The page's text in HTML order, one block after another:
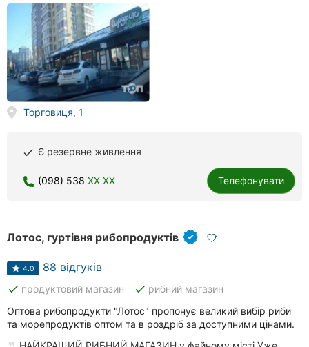
Торговиця, 1
done Є резервне живлення
(098) 538 XX XX Телефонувати
Лотос, гуртівня рибопродуктів
4.0 88 відгуків
done продуктовий магазин done рибний магазин
Оптова рибопродукти "Лотос" пропонує великий вибір риби
та морепродуктів оптом та в роздріб за доступними цінами.